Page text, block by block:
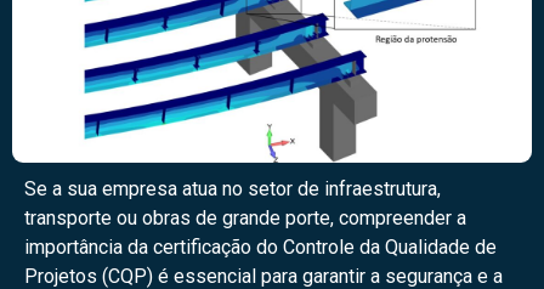
Se a sua empresa atua no setor de infraestrutura,
transporte ou obras de grande porte, compreender a
importância da certificação do Controle da Qualidade de
Projetos (CQP) é essencial para garantir a segurança e a